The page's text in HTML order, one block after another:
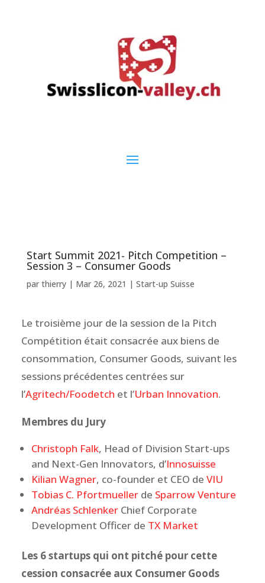
Start Summit 2021- Pitch Competition –
Session 3 – Consumer Goods
par thierry| Mar 26, 2021 | Start-up Suisse
Le troisième jour de la session de la Pitch
Compétition était consacrée aux biens de
consommation, Consumer Goods, suivant les
sessions précédentes centrées sur
l’Agritech/Foodetch et l’Urban Innovation.
Membres du Jury
Christoph Falk, Head of Division Start-ups
and Next-Gen Innovators, d’Innosuisse
Kilian Wagner, co-founder et CEO de VIU
Tobias C. Pfortmueller de Sparrow Venture
Andréas SchlenkerChief Corporate
Development Officer de TX Market
Les 6 startups qui ont pitché pour cette
cession consacrée aux Consumer Goods